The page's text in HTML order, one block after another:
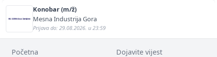
Konobar (m/ž)
Mesna Industrija Gora
Prijava do: 29.08.2026. u 23:59
Početna Dojavite vijest